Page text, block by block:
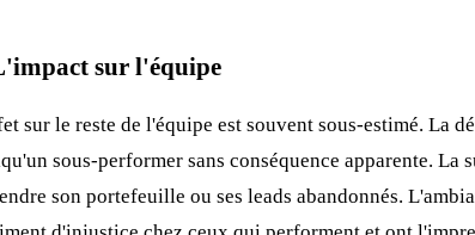
sur l'équipe
sur le reste de l'équipe est souvent sous-estimé. La
sous-performer sans conséquence apparente.
son portefeuille ou ses leads abandonnés.